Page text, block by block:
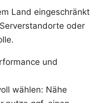
Land eingeschränkt
oder
und
wählen: Nähe